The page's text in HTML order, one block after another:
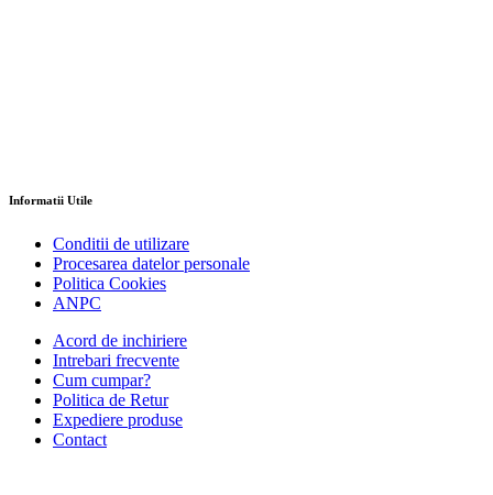
Informatii Utile
Conditii de utilizare
Procesarea datelor personale
Politica Cookies
ANPC
Acord de inchiriere
Intrebari frecvente
Cum cumpar?
Politica de Retur
Expediere produse
Contact